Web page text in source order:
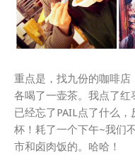
重点是，找九份的咖啡
各喝了一壶茶。我点了
已经忘了PAIL点了什么
杯！耗了一个下午~我们
市和卤肉饭的。哈哈！